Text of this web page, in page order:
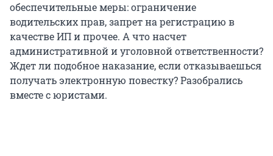
обеспечительные меры: ограничение
водительских прав, запрет на регистрацию в
качестве ИП и прочее. А что насчет
административной и уголовной ответственности?
Ждет ли подобное наказание, если отказываешься
получать электронную повестку? Разобрались
вместе с юристами.